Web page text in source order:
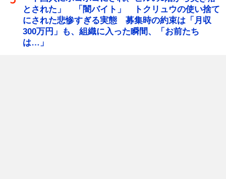
とされた」 「闇バイト」 トクリュウの使い捨て
にされた悲惨すぎる実態 募集時の約束は「月収
300万円」も、組織に入った瞬間、「お前たち
は…」